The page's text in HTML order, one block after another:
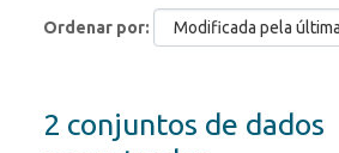
Ordenar por
2 conjuntos de dados